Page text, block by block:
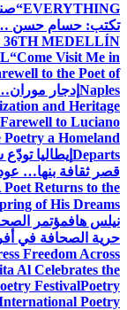
EVERYTHING
تكتب: حسام حسن …
MEDELLÍN
“Come Visit Me in
to the Poet of
Naples إدجار
and Heritage
Farewell to Luciano
a Homeland
Departs إيطاليا
قصر ثقافة بنها…
Returns to the
of His Dreams
نيلس هافمؤتمر
حرية الصحافة في
Freedom Across
Al Celebrates the
FestivalPoetry
Poetry